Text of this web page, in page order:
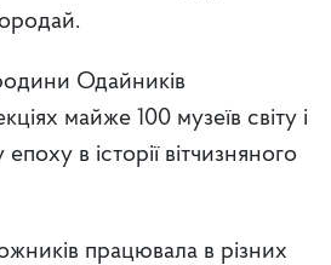
Одайників
майже 100 музеїв світу і
в історії вітчизняного
працювала в різних